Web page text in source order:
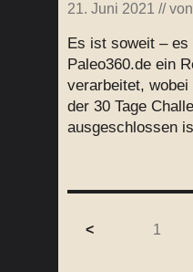
21. Juni 2021 // von
Es ist soweit –
Paleo360.de ein
verarbeitet,
der 30 Tage
ausgeschlossen
< 1